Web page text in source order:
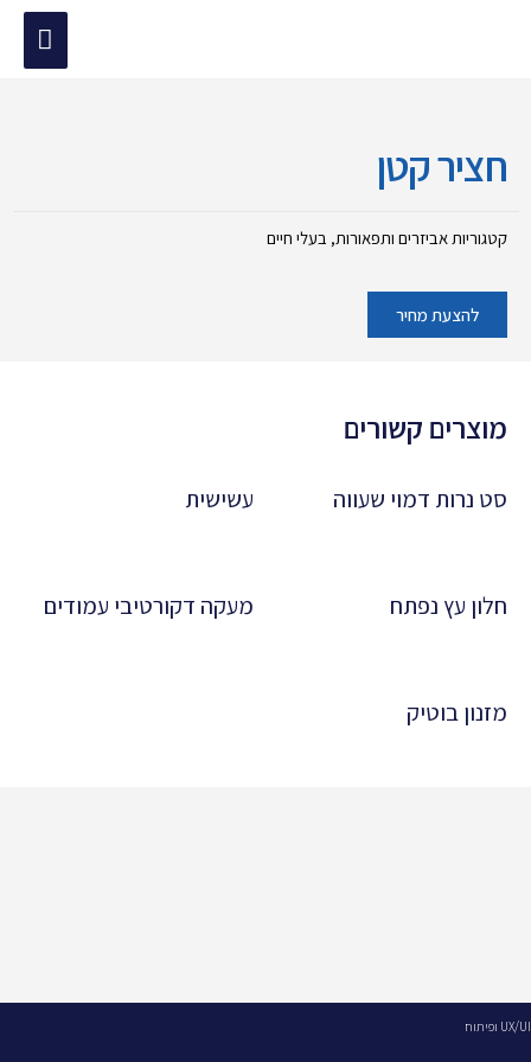
ראשי
חציר קטן
קטגוריות אביזרים ותפאורות, בעלי חיים
להצעת מחיר
מוצרים קשורים
סט נרות דמוי שעווה עשישית
חלון עץ נפתח מעקה דקורטיבי עמודים
מזנון בוטיק
UX/UI ופיתוח